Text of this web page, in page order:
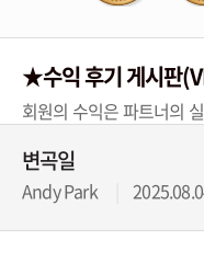
★수익 후기 게시판
회원의 수익은 파트너의
변곡일
Andy Park